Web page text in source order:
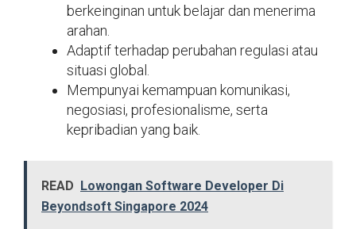
berkeinginan untuk belajar dan menerima
arahan.
Adaptif terhadap perubahan regulasi atau
situasi global.
Mempunyai kemampuan komunikasi,
negosiasi, profesionalisme, serta
kepribadian yang baik.
READ Lowongan Software Developer Di
Beyondsoft Singapore 2024